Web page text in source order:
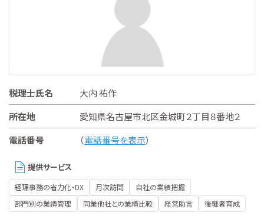
税理士氏名
大内 祐作
所在地
愛知県名古屋市北区金城町２丁目８番地２
電話番号
（電話番号を表示）
提供サービス
経理事務の省力化・DX 月次訪問
自社の業績把握
部門別の業績管理
同業他社との業績比較 経営助言 後継者育成